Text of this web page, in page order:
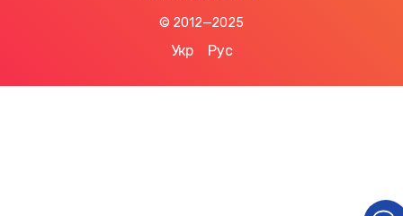
© 2012—2025
Укр Рус